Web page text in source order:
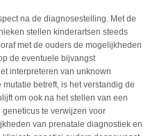
na de diagnosestelling. Met de
stellen kinderartsen steeds
met de ouders de mogelijkheden
de eventuele bijvangst
interpreteren van unknown
betreft, is het verstandig de
om ook na het stellen van een
te verwijzen voor
van prenatale diagnostiek en